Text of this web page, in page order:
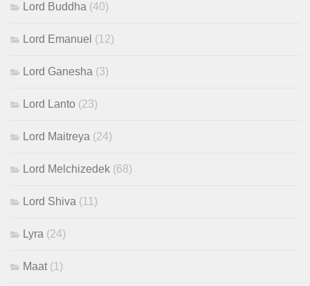
Lord Buddha (40)
Lord Emanuel (12)
Lord Ganesha (3)
Lord Lanto (23)
Lord Maitreya (24)
Lord Melchizedek (68)
Lord Shiva (11)
Lyra (24)
Maat (1)